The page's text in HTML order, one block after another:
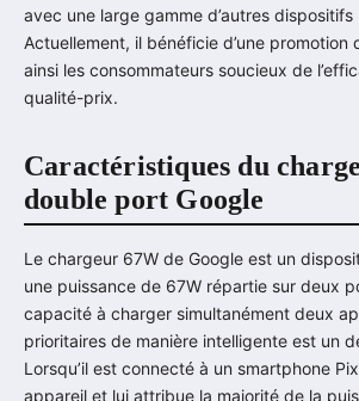
avec une large gamme d’autres dispositifs
Actuellement, il bénéficie d’une promotion
ainsi les consommateurs soucieux de
qualité-prix.
Caractéristiques du
double port Google
Le chargeur 67W de Google est un
une puissance de 67W répartie sur deux
capacité à charger simultanément deux
prioritaires de manière intelligente est un
Lorsqu’il est connecté à un smartphone
appareil et lui attribue la majorité de la